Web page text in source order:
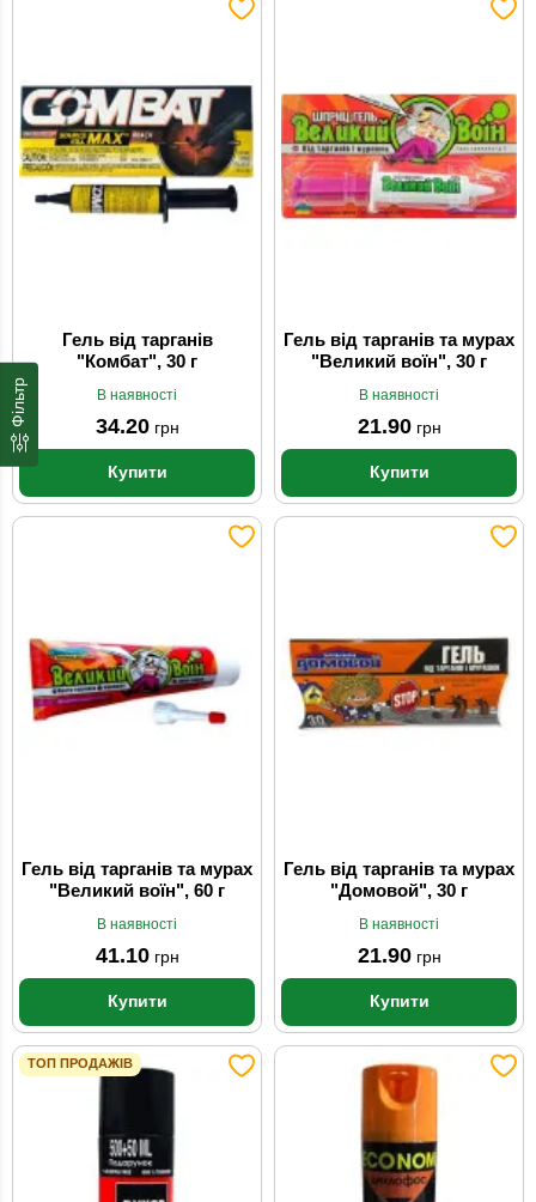
Фільтр
Гель від тарганів
"Комбат", 30 г
В наявності
34.20грн
Купити
Гель від тарганів та мурах
"Великий воїн", 30 г
В наявності
21.90грн
Купити
Гель від тарганів та мурах
"Великий воїн", 60 г
В наявності
41.10грн
Купити
Гель від тарганів та мурах
"Домовой", 30 г
В наявності
21.90грн
Купити
ТОП ПРОДАЖІВ